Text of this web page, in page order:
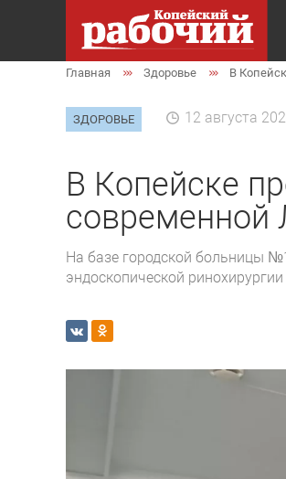
Главная Здоровье В
ЗДОРОВЬЕ 12 августа
В Копейске
современной
На базе городской больницы
эндоскопической